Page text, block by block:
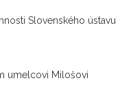
Slovenského ústavu
umelcovi Milošovi